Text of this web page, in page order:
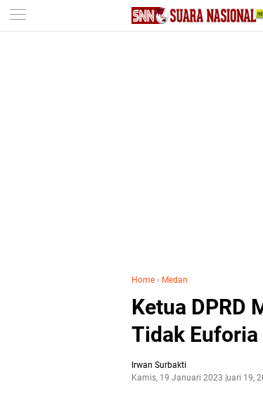
-->
Home › Medan
Ketua DPRD
Tidak
Irwan Surbakti
Kamis, 19 Januari 2023Januari 19,